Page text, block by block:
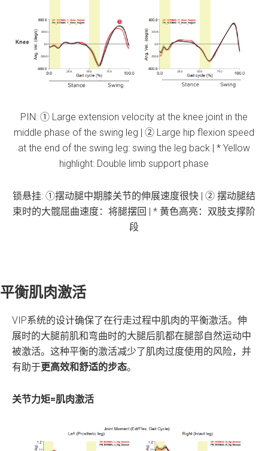
PIN: ① Large extension velocity at the knee joint in the
middle phase of the swing leg | ② Large hip flexion speed
at the end of the swing leg: swing the leg back | * Yellow
highlight: Double limb support phase
锁悬挂: ①摆动腿中期膝关节的伸展速度很快 | ② 摆动腿结
束时的大髋屈曲速度：将腿摆回 | * 黄色高亮：双肢支撑阶
段
平衡肌肉激活
VIP系统的设计确保了在行走过程中肌肉的平衡激活。伸
展时的大腿前肌和弯曲时的大腿后肌都在腿部自然运动中
被激活。这种平衡的激活减少了肌肉过度使用的风险，并
有助于更高效和舒适的步态。
关节力矩=肌肉激活